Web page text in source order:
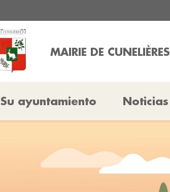
MAIRIE DE CUNELIÈRES
Su ayuntamiento Noticias